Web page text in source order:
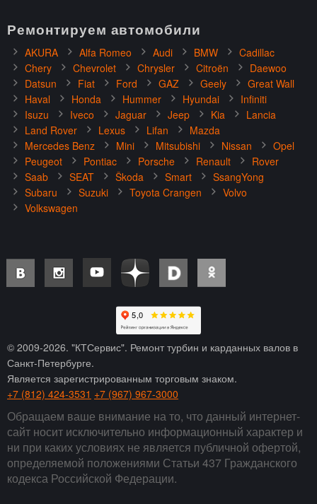
Ремонтируем автомобили
AKURA Alfa Romeo Audi BMW
Cadillac
Chery
Chevrolet Chrysler Citroën
Daewoo
Datsun
Fiat Ford GAZ Geely
Great Wall
Haval
Honda Hummer Hyundai
Infiniti
Isuzu
Iveco Jaguar Jeep Kia
Lancia
Land Rover
Lexus Lifan
Mazda
Mercedes Benz
Mini Mitsubishi Nissan
Opel
Peugeot
Pontiac Porsche Renault
Rover
Saab
SEAT Škoda Smart
SsangYong
Subaru
Suzuki Toyota Crangen
Volvo
Volkswagen
© 2009-2026. "КТСервис". Ремонт турбин и карданных валов в
Санкт-Петербурге.
Является зарегистрированным торговым знаком.
+7 (812) 424-3531 +7 (967) 967-3000
Обращаем ваше внимание на то, что данный интернет-
сайт носит исключительно информационный характер и
ни при каких условиях не является публичной офертой,
определяемой положениями Статьи 437 Гражданского
кодекса Российской Федерации.